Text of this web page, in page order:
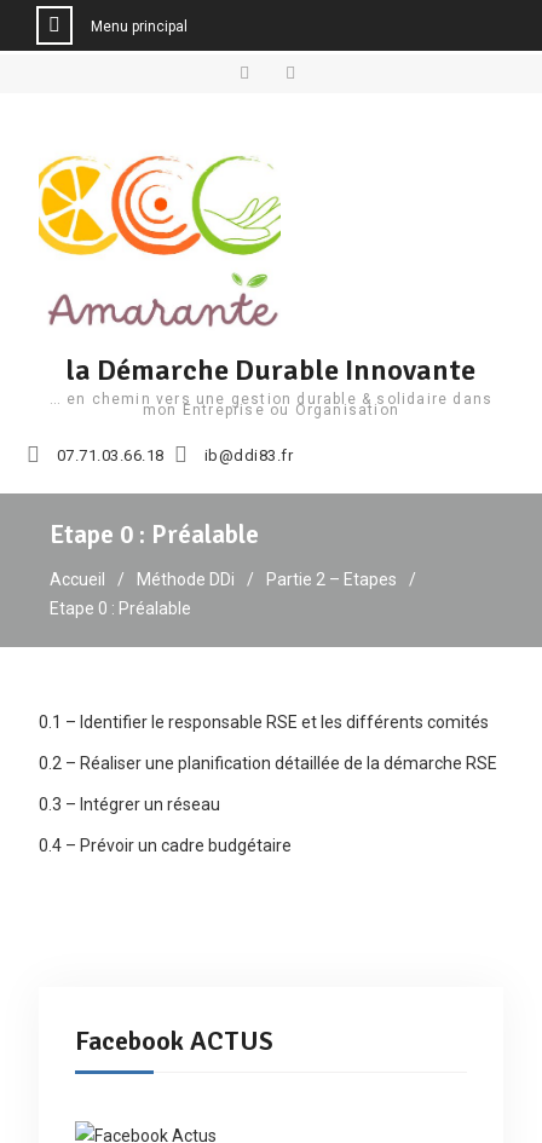
Menu principal
la Démarche Durable Innovante
… en chemin vers une gestion durable & solidaire dans
mon Entreprise ou Organisation
07.71.03.66.18 ib@ddi83.fr
Etape 0 : Préalable
Accueil Méthode DDi
Partie 2 – Etapes
Etape 0 : Préalable
0.1 – Identifier le responsable RSE et les différents comités
0.2 – Réaliser une planification détaillée de la démarche RSE
0.3 – Intégrer un réseau
0.4 – Prévoir un cadre budgétaire
Facebook ACTUS